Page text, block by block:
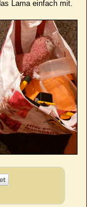
Lama einfach mit.